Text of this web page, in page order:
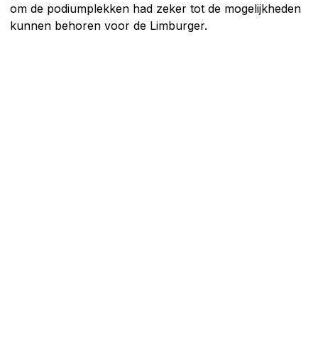
om de podiumplekken had zeker tot de mogelijkheden
kunnen behoren voor de Limburger.